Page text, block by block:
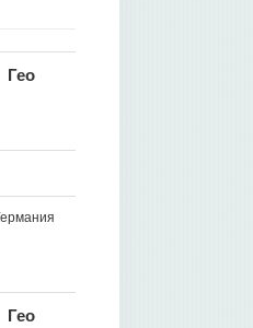
Гео
Гео